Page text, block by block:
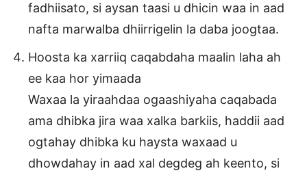
fadhiisato, si aysan taasi u dhicin waa in aad
nafta marwalba dhiirrigelin la daba joogtaa.
Hoosta ka xarriiq caqabdaha maalin laha ah
ee kaa hor yimaada
Waxaa la yiraahdaa ogaashiyaha caqabada
ama dhibka jira waa xalka barkiis, haddii aad
ogtahay dhibka ku haysta waxaad u
dhowdahay in aad xal degdeg ah keento, si